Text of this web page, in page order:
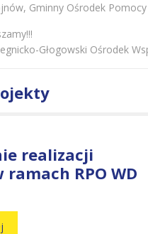
Gminny Ośrodek
Głogowski Ośrodek
realizacji
RPO WD